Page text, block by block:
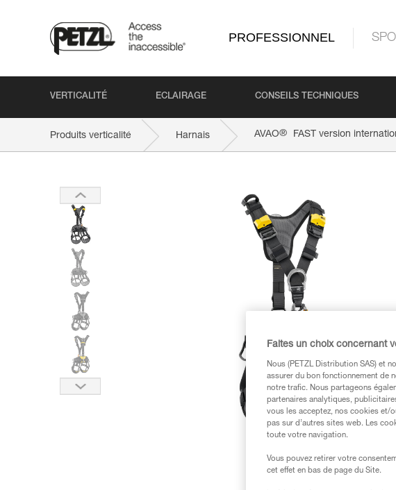
PROFESSIONNEL
VERTICALITÉ ECLAIRAGE CONSEILS TECHNIQUES
Produits verticalité Harnais AVAO® FAST version
Faites un choix concernant
Nous (PETZL Distribution SAS) et
assurer du bon fonctionnement de
notre trafic. Nous partageons
partenaires analytiques,
vous les acceptez, nos cookies et/
pas sur d’autres sites web. Les
toute votre navigation.
Vous pouvez retirer votre
cet effet en bas de page du Site.